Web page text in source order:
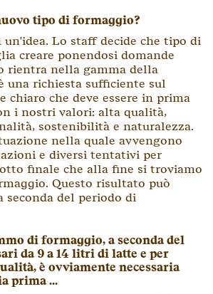
tipo di formaggio?
Lo staff decide che tipo di
creare ponendosi domande
rientra nella gamma della
una richiesta sufficiente sul
chiaro che deve essere in prima
i nostri valori: alta qualità,
sostenibilità e naturalezza.
nella quale avvengono
e diversi tentativi per
finale che alla fine si troviamo
Questo risultato può
seconda del periodo di
di formaggio, a seconda del
da 9 a 14 litri di latte e per
è ovviamente necessaria
prima ...